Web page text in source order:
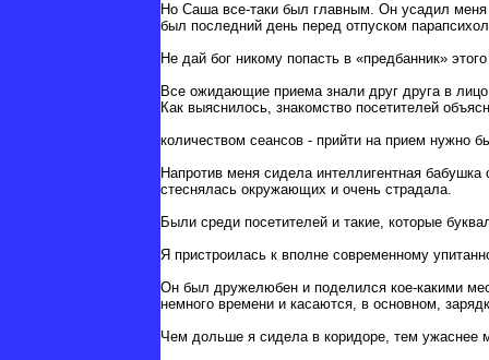
Но Саша все-таки был главным. Он усадил меня
был последний день перед отпуском
Не дай бог никому попасть в «предбанник»
Все ожидающие приема знали друг друга в
Как выяснилось, знакомство посетителей
количеством сеансов - прийти на прием нужно
Напротив меня сидела интеллигентная
стеснялась окружающих и очень страдала.
Были среди посетителей и такие, которые
Я пристроилась к вполне современному
Он был дружелюбен и поделился кое-какими
немного времени и касаются, в основном,
Чем дольше я сидела в коридоре, тем ужаснее